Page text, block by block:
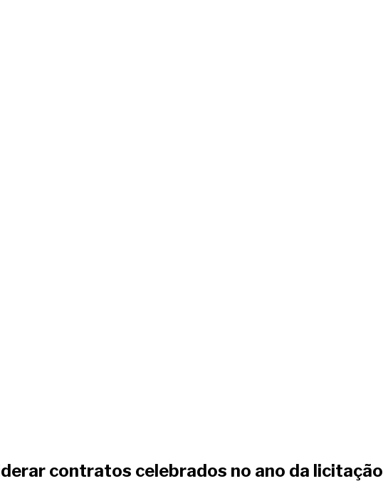
contratos celebrados no ano da licitação